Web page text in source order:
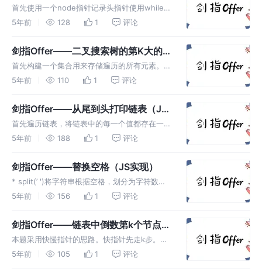
首先使用一个node指针记录头指针使用while循
环遍历链表，将链表中的每个值保存在一个数组
针开始往后遍历node指针每遍历一次，将数据
域修改为数组.arr.push(head.head =
head.node.val = arr...
5年前 128 1 评论
剑指Offer——二叉搜索树的第K大的节
点（JS实现）
首先构建一个集合用来存储遍历的所有元素。使
用DFS遍历二叉树，并将结果存到集合中。
= [...arr.
5年前 110 1 评论
剑指Offer——从尾到头打印链表（JS
实现）
首先遍历链表，将链表中的每一个值都存在一个
数组中。arr.push(head.head = head.const
5年前 188 1 评论
剑指Offer——替换空格（JS实现）
* split(’ ')将字符串根据空格，划分为字符数组
* join(’%20’) 将字符数组进行组合成字符串
5年前 156 1 评论
剑指Offer——链表中倒数第k个节点
（JS实现）
本题采用快慢指针的思路。快指针先走k步。然
后快慢指针同步走。当快指针的next域为空的
5年前 105 1 评论